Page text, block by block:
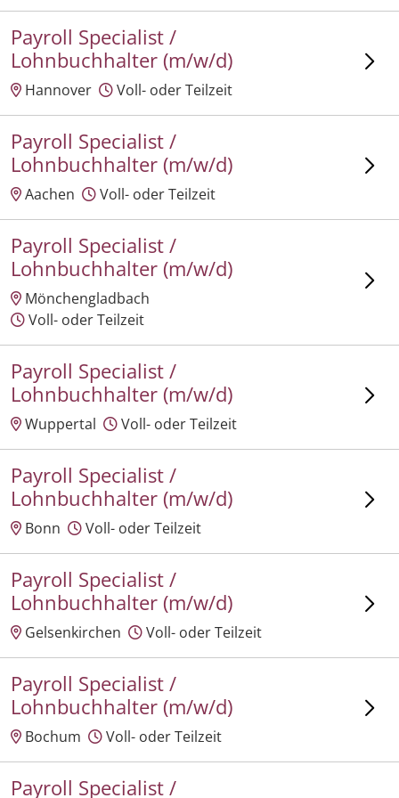
Payroll Specialist /
Lohnbuchhalter (m/w/d)
Hannover Voll- oder Teilzeit
Payroll Specialist /
Lohnbuchhalter (m/w/d)
Aachen Voll- oder Teilzeit
Payroll Specialist /
Lohnbuchhalter (m/w/d)
Mönchengladbach
Voll- oder Teilzeit
Payroll Specialist /
Lohnbuchhalter (m/w/d)
Wuppertal Voll- oder Teilzeit
Payroll Specialist /
Lohnbuchhalter (m/w/d)
Bonn Voll- oder Teilzeit
Payroll Specialist /
Lohnbuchhalter (m/w/d)
Gelsenkirchen Voll- oder Teilzeit
Payroll Specialist /
Lohnbuchhalter (m/w/d)
Bochum Voll- oder Teilzeit
Payroll Specialist /